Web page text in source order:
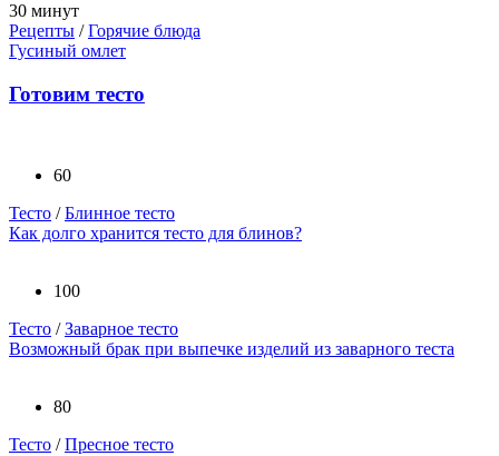
30 минут
Рецепты /Горячие блюда
Гусиный омлет
Готовим тесто
60
Тесто /Блинное тесто
Как долго хранится тесто для блинов?
100
Тесто /Заварное тесто
Возможный брак при выпечке изделий из заварного теста
80
Тесто /Пресное тесто